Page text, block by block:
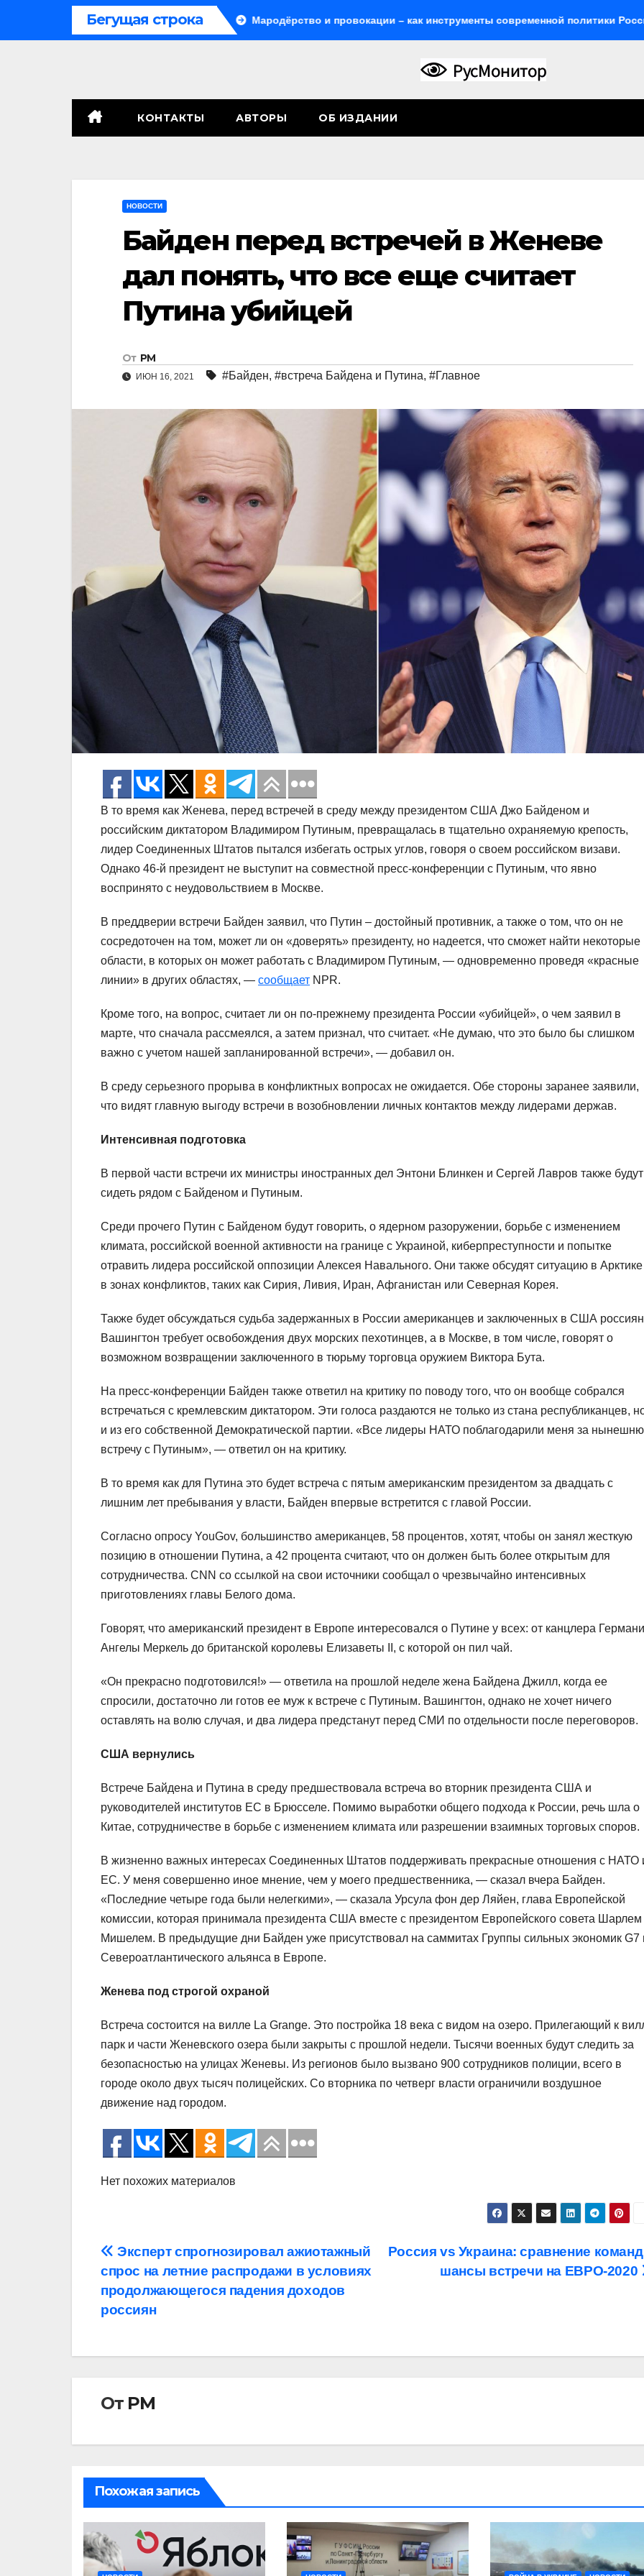
Бегущая строка
принимает по Грэму закон Мародёрство и провокации – как инструменты современной политики России
КОНТАКТЫ АВТОРЫ ОБ ИЗДАНИИ
НОВОСТИ
Байден перед встречей в Женеве
дал понять, что все еще считает
Путина убийцей
От РМ
ИЮН 16, 2021 #Байден, #встреча Байдена и Путина, #Главное
В то время как Женева, перед встречей в среду между президентом США Джо Байденом и
российским диктатором Владимиром Путиным, превращалась в тщательно охраняемую крепость,
лидер Соединенных Штатов пытался избегать острых углов, говоря о своем российском визави.
Однако 46-й президент не выступит на совместной пресс-конференции с Путиным, что явно
воспринято с неудовольствием в Москве.
В преддверии встречи Байден заявил, что Путин – достойный противник, а также о том, что он не
сосредоточен на том, может ли он «доверять» президенту, но надеется, что сможет найти некоторые
области, в которых он может работать с Владимиром Путиным, — одновременно проведя «красные
линии» в других областях, — сообщает NPR.
Кроме того, на вопрос, считает ли он по-прежнему президента России «убийцей», о чем заявил в
марте, что сначала рассмеялся, а затем признал, что считает. «Не думаю, что это было бы слишком
важно с учетом нашей запланированной встречи», — добавил он.
В среду серьезного прорыва в конфликтных вопросах не ожидается. Обе стороны заранее заявили,
что видят главную выгоду встречи в возобновлении личных контактов между лидерами держав.
Интенсивная подготовка
В первой части встречи их министры иностранных дел Энтони Блинкен и Сергей Лавров также будут
сидеть рядом с Байденом и Путиным.
Среди прочего Путин с Байденом будут говорить, о ядерном разоружении, борьбе с изменением
климата, российской военной активности на границе с Украиной, киберпреступности и попытке
отравить лидера российской оппозиции Алексея Навального. Они также обсудят ситуацию в
в зонах конфликтов, таких как Сирия, Ливия, Иран, Афганистан или Северная Корея.
Также будет обсуждаться судьба задержанных в России американцев и заключенных в США
Вашингтон требует освобождения двух морских пехотинцев, а в Москве, в том числе, говорят о
возможном возвращении заключенного в тюрьму торговца оружием Виктора Бута.
На пресс-конференции Байден также ответил на критику по поводу того, что он вообще собрался
встречаться с кремлевским диктатором. Эти голоса раздаются не только из стана республиканцев,
и из его собственной Демократической партии. «Все лидеры НАТО поблагодарили меня за
встречу с Путиным», — ответил он на критику.
В то время как для Путина это будет встреча с пятым американским президентом за двадцать с
лишним лет пребывания у власти, Байден впервые встретится с главой России.
Согласно опросу YouGov, большинство американцев, 58 процентов, хотят, чтобы он занял жесткую
позицию в отношении Путина, а 42 процента считают, что он должен быть более открытым для
сотрудничества. CNN со ссылкой на свои источники сообщал о чрезвычайно интенсивных
приготовлениях главы Белого дома.
Говорят, что американский президент в Европе интересовался о Путине у всех: от канцлера
Ангелы Меркель до британской королевы Елизаветы II, с которой он пил чай.
«Он прекрасно подготовился!» — ответила на прошлой неделе жена Байдена Джилл, когда ее
спросили, достаточно ли готов ее муж к встрече с Путиным. Вашингтон, однако не хочет ничего
оставлять на волю случая, и два лидера предстанут перед СМИ по отдельности после переговоров.
США вернулись
Встрече Байдена и Путина в среду предшествовала встреча во вторник президента США и
руководителей институтов ЕС в Брюсселе. Помимо выработки общего подхода к России, речь шла о
Китае, сотрудничестве в борьбе с изменением климата или разрешении взаимных торговых споров.
В жизненно важных интересах Соединенных Штатов поддерживать прекрасные отношения с НАТО
ЕС. У меня совершенно иное мнение, чем у моего предшественника, — сказал вчера Байден.
«Последние четыре года были нелегкими», — сказала Урсула фон дер Ляйен, глава Европейской
комиссии, которая принимала президента США вместе с президентом Европейского совета Шарлем
Мишелем. В предыдущие дни Байден уже присутствовал на саммитах Группы сильных экономик G7
Североатлантического альянса в Европе.
Женева под строгой охраной
Встреча состоится на вилле La Grange. Это постройка 18 века с видом на озеро. Прилегающий к
парк и части Женевского озера были закрыты с прошлой недели. Тысячи военных будут следить за
безопасностью на улицах Женевы. Из регионов было вызвано 900 сотрудников полиции, всего в
городе около двух тысяч полицейских. Со вторника по четверг власти ограничили воздушное
движение над городом.
Нет похожих материалов
Навигация
по
записям
Россия vs Украина: сравнение
шансы встречи на ЕВРО-2020
Эксперт спрогнозировал ажиотажный
спрос на летние распродажи в условиях
продолжающегося падения доходов
россиян
От РМ
Похожая запись